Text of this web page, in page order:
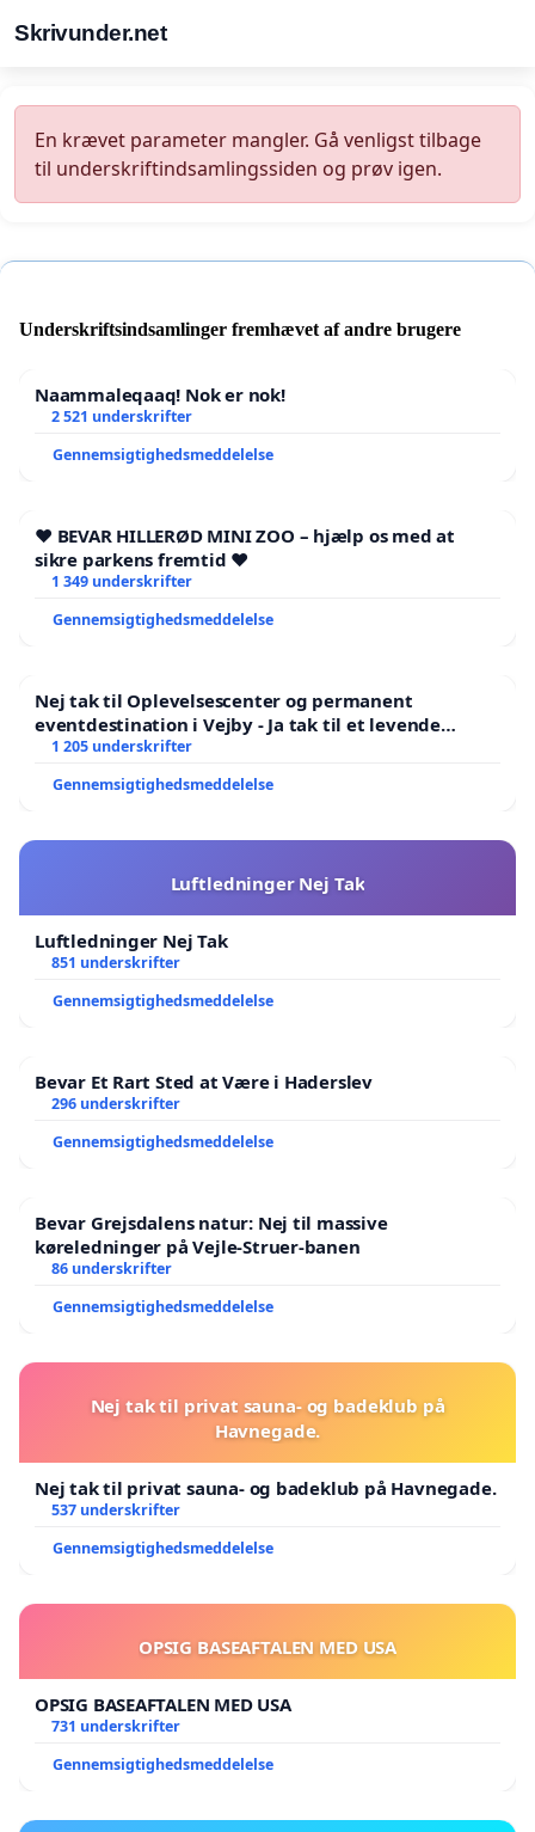
Skrivunder.net
En krævet parameter mangler. Gå venligst tilbage
til underskriftindsamlingssiden og prøv igen.
Underskriftsindsamlinger fremhævet af andre brugere
Naammaleqaaq! Nok er nok!
2 521 underskrifter
Gennemsigtighedsmeddelelse
❤️ BEVAR HILLERØD MINI ZOO – hjælp os med at
sikre parkens fremtid ❤️
1 349 underskrifter
Gennemsigtighedsmeddelelse
Nej tak til Oplevelsescenter og permanent
eventdestination i Vejby - Ja tak til et levende
lokalområde i balance
1 205 underskrifter
Gennemsigtighedsmeddelelse
Luftledninger Nej Tak
Luftledninger Nej Tak
851 underskrifter
Gennemsigtighedsmeddelelse
Bevar Et Rart Sted at Være i Haderslev
296 underskrifter
Gennemsigtighedsmeddelelse
Bevar Grejsdalens natur: Nej til massive
køreledninger på Vejle-Struer-banen
86 underskrifter
Gennemsigtighedsmeddelelse
Nej tak til privat sauna- og badeklub på
Havnegade.
Nej tak til privat sauna- og badeklub på Havnegade.
537 underskrifter
Gennemsigtighedsmeddelelse
OPSIG BASEAFTALEN MED USA
OPSIG BASEAFTALEN MED USA
731 underskrifter
Gennemsigtighedsmeddelelse